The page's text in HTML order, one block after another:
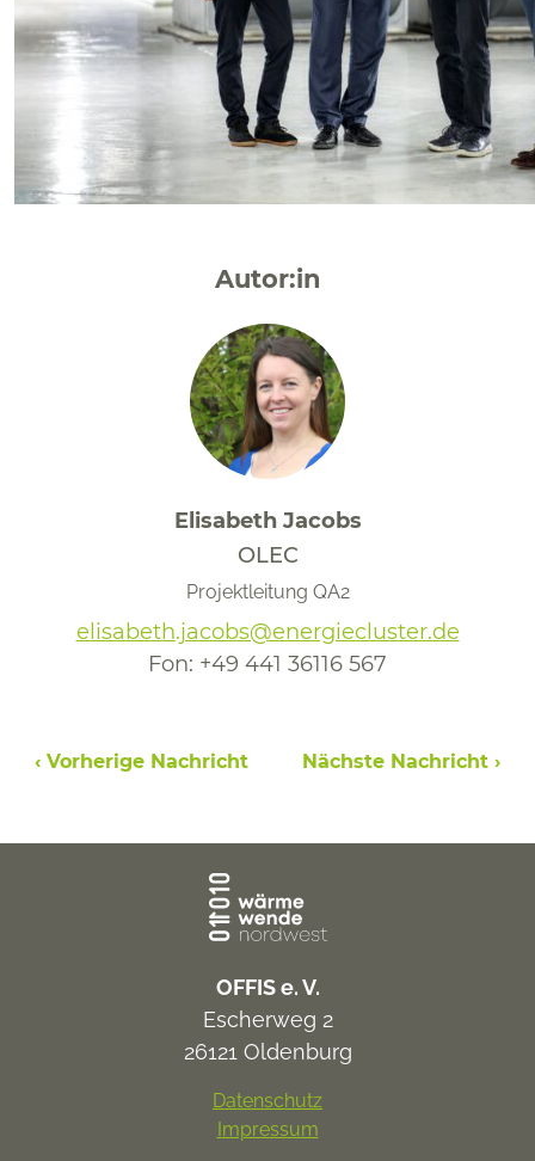
Autor:in
Elisabeth Jacobs
OLEC
Projektleitung QA2
elisabeth.jacobs@energiecluster.de
Fon: +49 441 36116 567
‹ Vorherige Nachricht Nächste Nachricht ›
OFFIS e. V.
Escherweg 2
26121 Oldenburg
Datenschutz
Impressum